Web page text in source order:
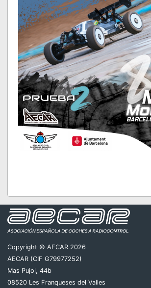
El ClubREAL AERO CLUB
SABADELLtiene el gusto de
prueba del Campeonato de España
Patrocinador:
Organiza:REAL AERO CLUB
SABADELL
Copyright © AECAR 2026
AECAR (CIF G79977252)
Mas Pujol, 44b
08520 Les Franqueses del Valles